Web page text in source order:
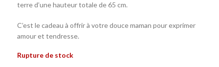
terre d’une hauteur totale de 65 cm.
C’est le cadeau à offrir à votre douce maman pour exprimer
amour et tendresse.
Rupture de stock